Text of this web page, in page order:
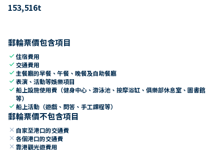
153,516t
郵輪票價包含項目
check住宿費用
check 交通費用
check 主餐廳的早餐、午餐、晚餐及自助餐廳
check表演、活動等娛樂項目
check船上設施使用費（健身中心、游泳池、按摩浴缸、俱樂部休息室、圖書館
等）
check船上活動（遊戲、問答、手工課程等）
郵輪票價不包含項目
close 自家至港口的交通費
close 各個港口的交通費
close 靠港觀光遊費用